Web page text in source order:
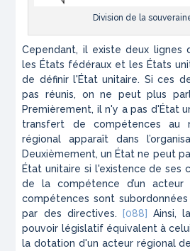
Division de la
Cependant, il existe deux lignes
les États fédéraux et les États
de définir l'État unitaire. Si ces
pas réunis, on ne peut plus
Premièrement, il n'y a pas d'État
transfert de compétences au
régional apparaît dans
Deuxièmement, un État ne peut
État unitaire si l'existence de ses
de la compétence d’un
compétences sont
par des directives.
[088]
Ainsi,
pouvoir législatif équivalent à
la dotation d'un acteur régional